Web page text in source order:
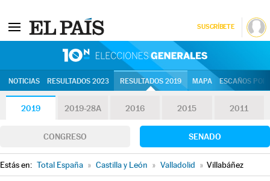
SUSCRÍBETE
NOTICIAS RESULTADOS 2023 RESULTADOS 2019 MAPA ESCAÑOS
2019 2019-28A 2016 2015 2011
CONGRESO SENADO
Estás en: Total España » Castilla y León » Valladolid » Villabáñez